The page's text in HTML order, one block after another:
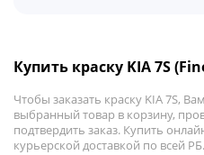
Купить краску KIA 7S
Чтобы заказать краску KIA 7S,
выбранный товар в корзину,
подтвердить заказ. Купить
курьерской доставкой по всей РБ.